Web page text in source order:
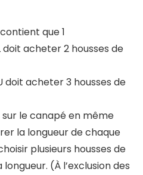
que 1
acheter 2 housses de
doit acheter 3 housses de
sur le canapé en même
la longueur de chaque
plusieurs housses de
(À l’exclusion des